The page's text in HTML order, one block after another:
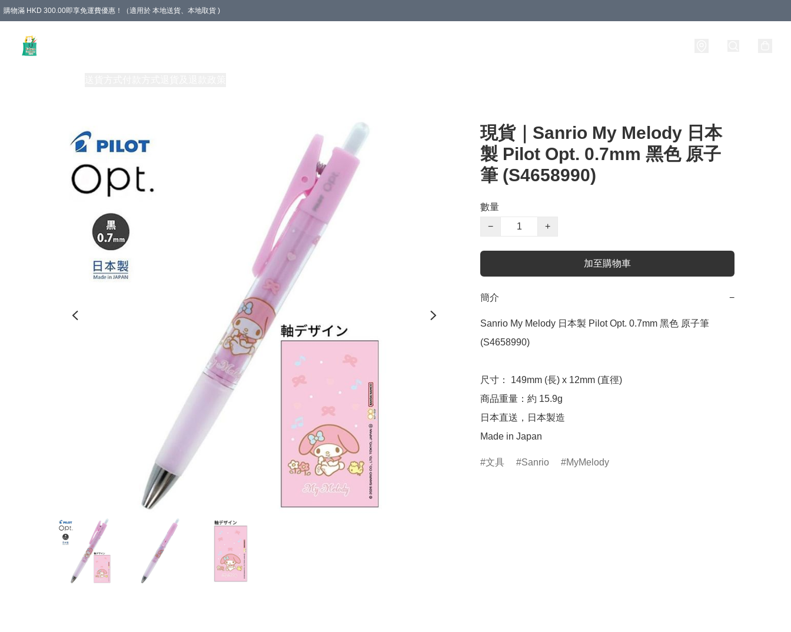
購物滿 HKD 300.00即享免運費優惠！（適用於 本地送貨、本地取貨 )
現貨｜Sanrio My Melody 日本
製 Pilot Opt. 0.7mm 黑色 原子
筆 (S4658990)
數量
−
+
加至購物車
簡介 −
Sanrio My Melody 日本製 Pilot Opt. 0.7mm 黑色 原子筆
(S4658990)
尺寸： 149mm (長) x 12mm (直徑)
商品重量：約 15.9g
日本直送，日本製造
Made in Japan
文具 Sanrio MyMelody